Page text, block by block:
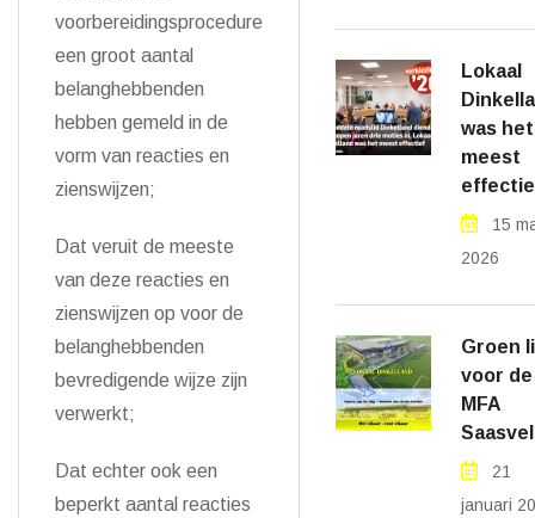
voorbereidingsprocedure
een groot aantal
belanghebbenden
hebben gemeld in de
vorm van reacties en
zienswijzen;
Dat veruit de meeste
van deze reacties en
zienswijzen op voor de
belanghebbenden
bevredigende wijze zijn
verwerkt;
Dat echter ook een
beperkt aantal reacties
Lokaal
was het
meest
15
2026
Groen
voor de
MFA
21
januari